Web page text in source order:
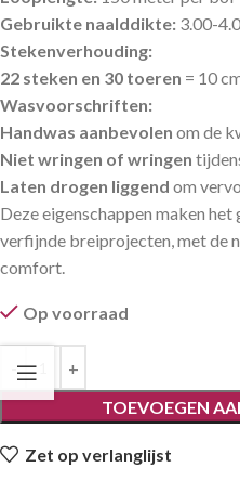
Gebruikte naalddikte: 3.00-
Stekenverhouding:
22 steken en 30 toeren = 10
Wasvoorschriften:
Handwas aanbevolen om de
Niet wringen of wringen
Laten drogen liggend om
Deze eigenschappen maken
verfijnde breiprojecten, met de
comfort.
Op voorraad
TOEVOEGEN
Zet op verlanglijst